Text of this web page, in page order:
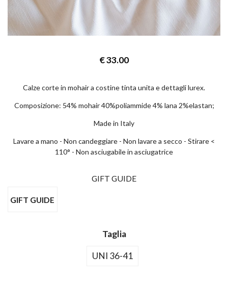
€33.00
Calze corte in mohair a costine tinta unita e dettagli lurex.
Composizione: 54% mohair 40%poliammide 4% lana 2%elastan;
Made in Italy
Lavare a mano - Non candeggiare - Non lavare a secco - Stirare <
110° - Non asciugabile in asciugatrice
GIFT GUIDE
GIFT GUIDE
Taglia
UNI 36-41
UNISCITI AL CLUB ANT45!
Iscriviti alla newsletter,
ottieni il 10% di sconto
sul tuo prossimo acquisto!